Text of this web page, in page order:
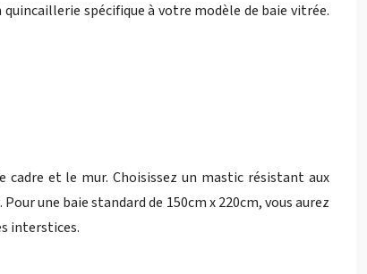
spécifique à votre modèle de baie vitrée.
et le mur. Choisissez un mastic résistant aux
une baie standard de 150cm x 220cm, vous aurez
interstices.